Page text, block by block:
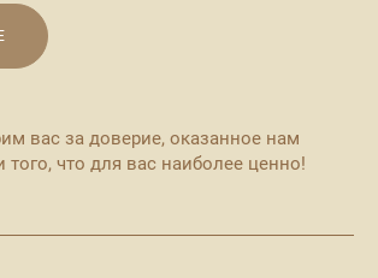
вас за доверие, оказанное нам
того, что для вас наиболее ценно!